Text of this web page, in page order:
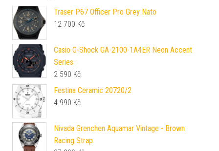
Traser P67 Officer Pro Grey Nato
12 700 Kč
Casio G-Shock GA-2100-1A4ER Neon Accent
Series
2 590 Kč
Festina Ceramic 20720/2
4 990 Kč
Nivada Grenchen Aquamar Vintage - Brown
Racing Strap